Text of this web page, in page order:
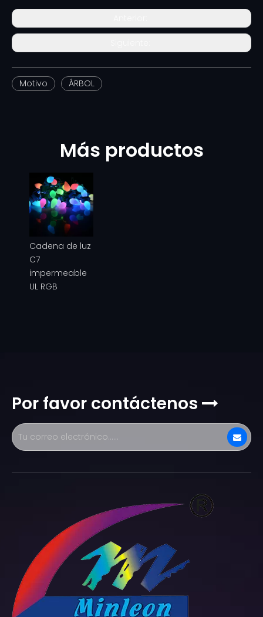
Motivo ÁRBOL
Más productos
Cadena de luz
C7
impermeable
UL RGB
Por favor contáctenos 